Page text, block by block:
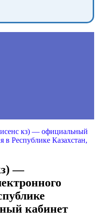
кз) — официальный
в Республике Казахстан,
—
кабинет